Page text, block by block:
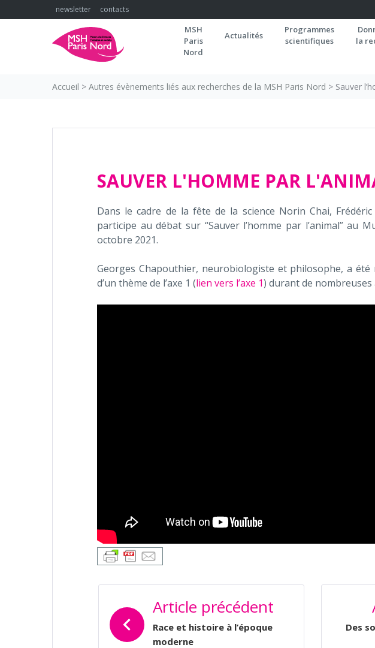
to
newsletter contacts
MSH
Paris
Nord
Actualités
Programmes
scientifiques
la
Accueil > Autres évènements liés aux recherches de la MSH Paris Nord > Sauver
SAUVER L'HOMME PAR
Dans le cadre de la fête de la science Norin Chai,
participe au débat sur “Sauver l’homme par l’animal” au
octobre 2021.
Georges Chapouthier, neurobiologiste et philosophe, a
d’un thème de l’axe 1 (lien vers l’axe 1) durant de nombreuses
DE
L’ARTICLE
Article précédent
Race et histoire à l’époque
moderne
Des